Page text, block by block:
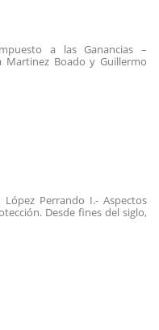
a las Ganancias –
Boado y Guillermo
López Perrando I.- Aspectos
Desde fines del siglo,